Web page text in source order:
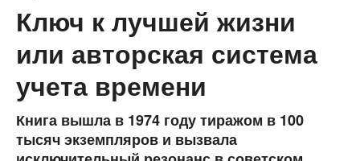
Ключ к лучшей жизни
или авторская система
учета времени
Книга вышла в 1974 году тиражом в 100
тысяч экземпляров и вызвала